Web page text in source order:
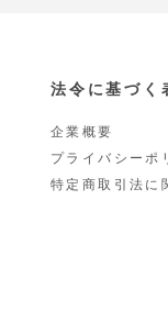
法令に基づく
企業概要
プライバシーポ
特定商取引法に